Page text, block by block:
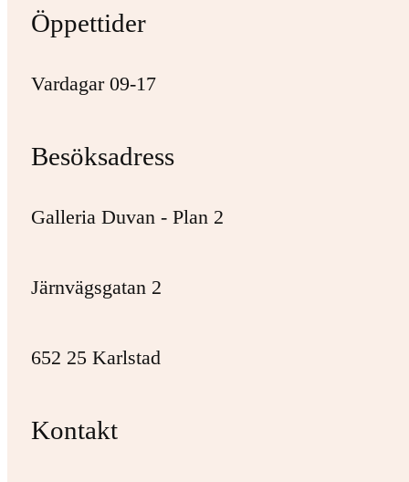
Öppettider
Vardagar 09-17
Besöksadress
Galleria Duvan - Plan 2
Järnvägsgatan 2
652 25 Karlstad
Kontakt